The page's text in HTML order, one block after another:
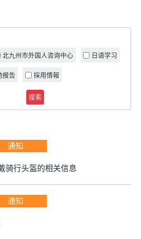
北九州市外国人咨询中心 日语学习
报告 採用情報
搜索
通知
骑行头盔的相关信息
通知